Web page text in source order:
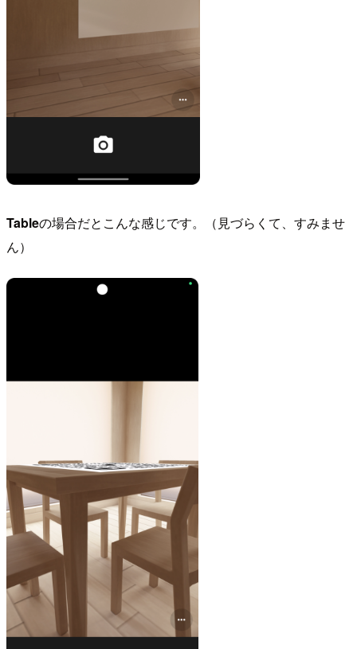
Tableの場合だとこんな感じです。（見づらくて、すみませ
ん）